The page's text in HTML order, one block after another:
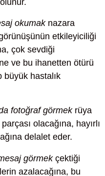
okumaknazara
etkileyiciliği
çok sevdiği
ve bu ihanetten ötürü
büyük hastalık
fotoğraf görmekrüya
olacağına, hayırlı
delalet eder.
görmekçektiği
azalacağına, bu